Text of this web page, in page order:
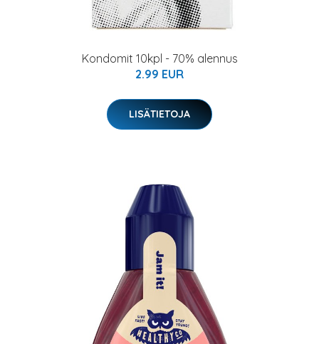
Kondomit 10kpl - 70% alennus
2.99 EUR
LISÄTIETOJA